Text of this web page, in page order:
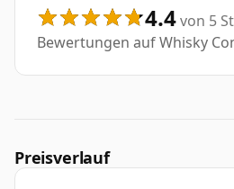
4.4von 5
Bewertungen auf Whisky
Preisverlauf